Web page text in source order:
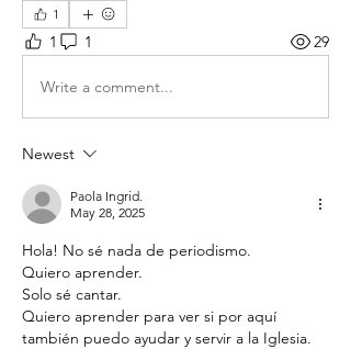
1
1 1 29
Write a comment...
Newest
Paola Ingrid.
May 28, 2025
Hola! No sé nada de periodismo.
Quiero aprender.
Solo sé cantar.
Quiero aprender para ver si por aquí
también puedo ayudar y servir a la Iglesia.